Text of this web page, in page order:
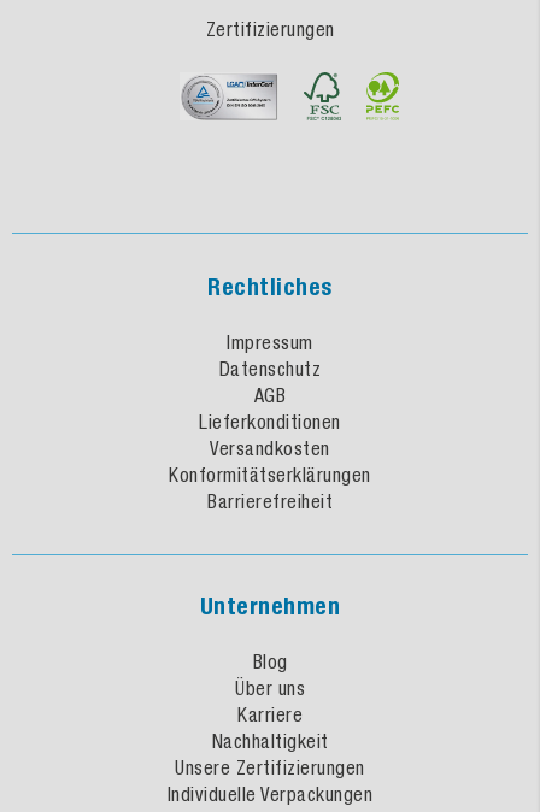
Zertifizierungen
Rechtliches
Impressum
Datenschutz
AGB
Lieferkonditionen
Versandkosten
Konformitätserklärungen
Barrierefreiheit
Unternehmen
Blog
Über uns
Karriere
Nachhaltigkeit
Unsere Zertifizierungen
Individuelle Verpackungen